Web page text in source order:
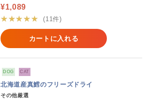
¥1,089
★★★★★
(11件)
カートに入れる
DOG CAT
北海道産真鱈のフリーズドライ
その他厳選